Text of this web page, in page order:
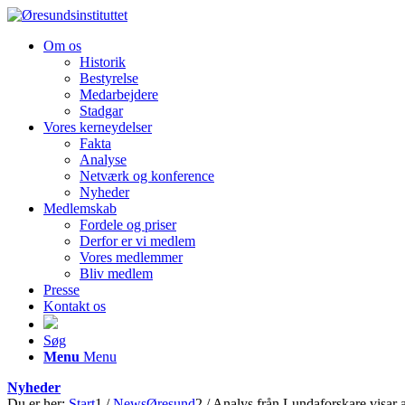
Om os
Historik
Bestyrelse
Medarbejdere
Stadgar
Vores kerneydelser
Fakta
Analyse
Netværk og konference
Nyheder
Medlemskab
Fordele og priser
Derfor er vi medlem
Vores medlemmer
Bliv medlem
Presse
Kontakt os
Søg
Menu Menu
Nyheder